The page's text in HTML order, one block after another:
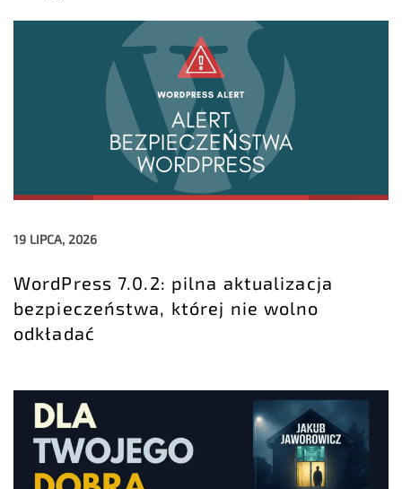
19 LIPCA, 2026
WordPress 7.0.2: pilna aktualizacja
bezpieczeństwa, której nie wolno
odkładać